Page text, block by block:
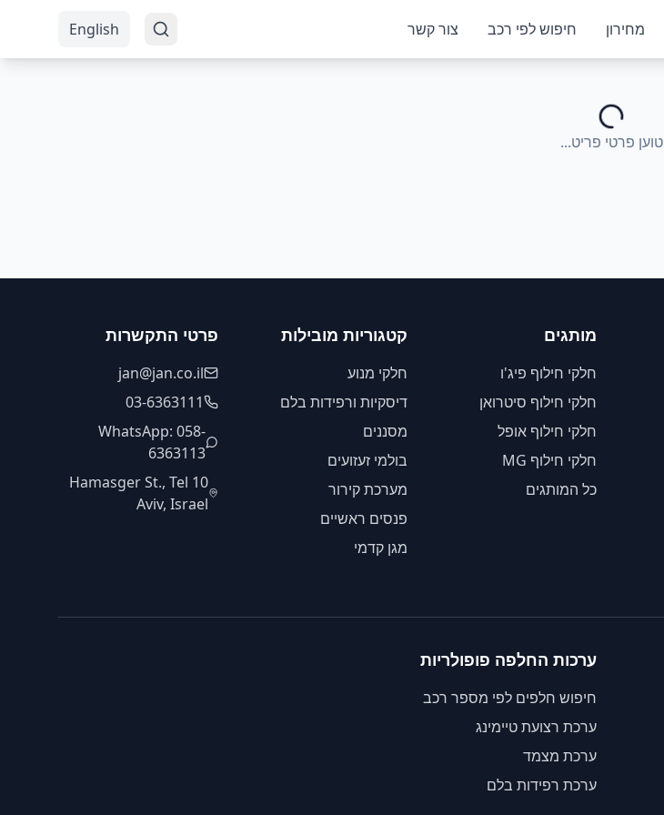
מחירון חיפוש לפי רכב צור קשר English
טוען פרטי פריט...
מותגים
חלקי חילוף פיג'ו
חלקי חילוף סיטרואן
חלקי חילוף אופל
חלקי חילוף MG
כל המותגים
קטגוריות מובילות
חלקי מנוע
דיסקיות ורפידות בלם
מסננים
בולמי זעזועים
מערכת קירור
פנסים ראשיים
מגן קדמי
פרטי התקשרות
jan@jan.co.il
03-6363111
WhatsApp: 058-
6363113
10 Hamasger St., Tel
Aviv, Israel
ערכות החלפה פופולריות
חיפוש חלפים לפי מספר רכב
ערכת רצועת טיימינג
ערכת מצמד
ערכת רפידות בלם